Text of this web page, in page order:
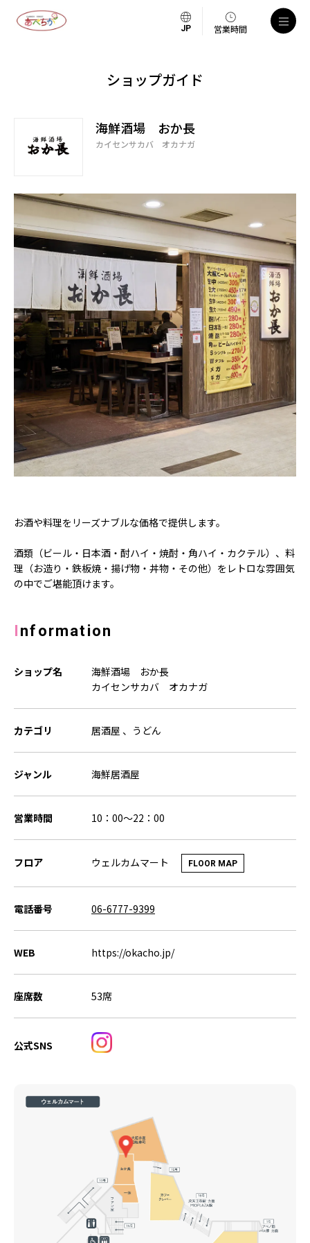
営業時間
ショップガイド
海鮮酒場 おか長
カイセンサカバ オカナガ
お酒や料理をリーズナブルな価格で提供します。
酒類（ビール・日本酒・酎ハイ・焼酎・角ハイ・カクテル）、料
理（お造り・鉄板焼・揚げ物・丼物・その他）をレトロな雰囲気
の中でご堪能頂けます。
Information
ショップ名
海鮮酒場 おか長
カイセンサカバ オカナガ
カテゴリ 居酒屋 、うどん
ジャンル 海鮮居酒屋
営業時間 10：00～22：00
フロア ウェルカムマート FLOOR MAP
電話番号 06-6777-9399
WEB https://okacho.jp/
座席数 53席
公式SNS